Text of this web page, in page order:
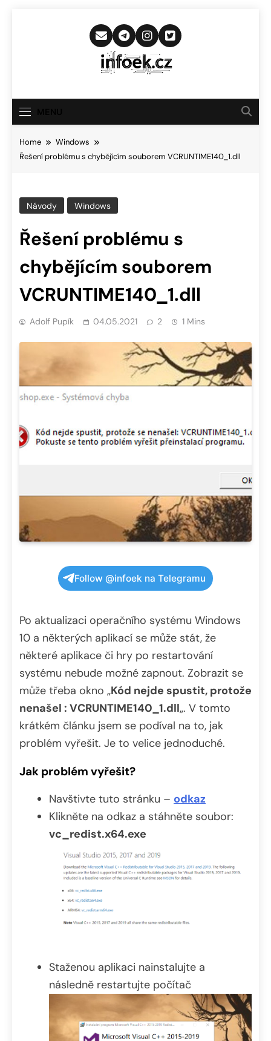
Infoek.cz
Novinkám
Home
Windows
Řešení problému s chybějícím souborem VCRUNTIME140_1.dll
Návody Windows
Řešení problému s
chybějícím souborem
VCRUNTIME140_1.dll
Adolf Pupík 04.05.2021 2 1 Mins
Follow @infoek na Telegramu
Po aktualizaci operačního systému Windows
10 a některých aplikací se může stát, že
některé aplikace či hry po restartování
systému nebude možné zapnout. Zobrazit se
může třeba okno „Kód nejde spustit, protože
nenašel : VCRUNTIME140_1.dll„. V tomto
krátkém článku jsem se podíval na to, jak
problém vyřešit. Je to velice jednoduché.
Jak problém vyřešit?
Navštivte tuto stránku – odkaz
Klikněte na odkaz a stáhněte soubor:
vc_redist.x64.exe
Staženou aplikaci nainstalujte a
následně restartujte počítač